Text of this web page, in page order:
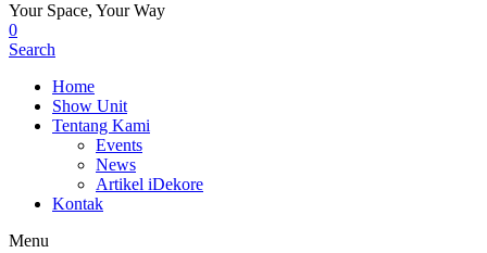
Your Space, Your Way
0
Search
Home
Show Unit
Tentang Kami
Events
News
Artikel iDekore
Kontak
Menu